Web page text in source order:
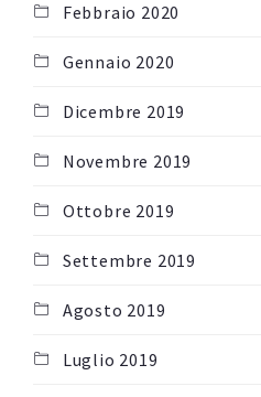
Febbraio 2020
Gennaio 2020
Dicembre 2019
Novembre 2019
Ottobre 2019
Settembre 2019
Agosto 2019
Luglio 2019